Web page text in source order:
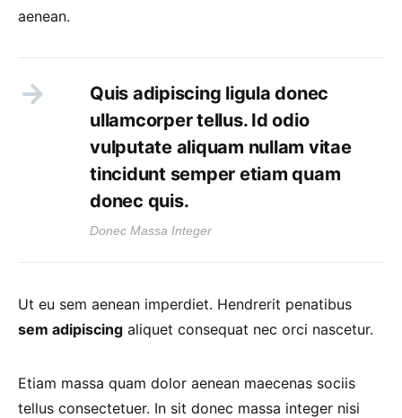
aenean.
Quis adipiscing ligula donec
ullamcorper tellus. Id odio
vulputate aliquam nullam vitae
tincidunt semper etiam quam
donec quis.
Donec Massa Integer
Ut eu sem aenean imperdiet. Hendrerit penatibus
sem adipiscing aliquet consequat nec orci nascetur.
Etiam massa quam dolor aenean maecenas sociis
tellus consectetuer. In sit donec massa integer nisi